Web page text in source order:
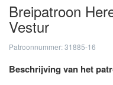
Breipatroon
Vestur
Patroonnummer: 31885-16
Beschrijving van het